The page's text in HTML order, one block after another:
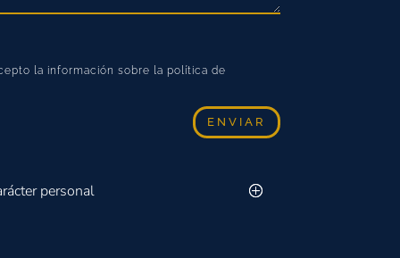
la información sobre la política de
ENVIAR
personal